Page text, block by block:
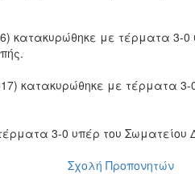
κατακυρώθηκε με τέρματα 3-0
κατακυρώθηκε με τέρματα 3-
3-0 υπέρ του Σωματείου
Σχολή Προπονητών